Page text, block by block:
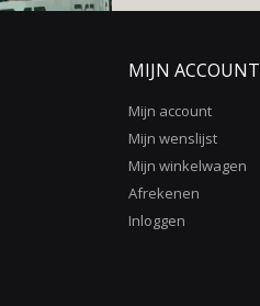
MIJN ACCOUNT
Mijn account
Mijn wenslijst
Mijn winkelwagen
Afrekenen
Inloggen